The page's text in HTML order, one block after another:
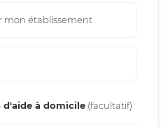
mon établissement
d'aide à domicile